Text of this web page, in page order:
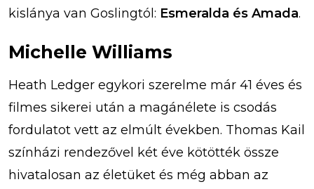
kislánya van Goslingtól: Esmeralda és Amada.
Michelle Williams
Heath Ledger egykori szerelme már 41 éves és
filmes sikerei után a magánélete is csodás
fordulatot vett az elmúlt években. Thomas Kail
színházi rendezővel két éve kötötték össze
hivatalosan az életüket és még abban az